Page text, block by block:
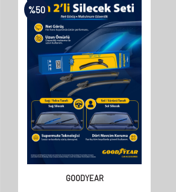
%50
GOODYEAR